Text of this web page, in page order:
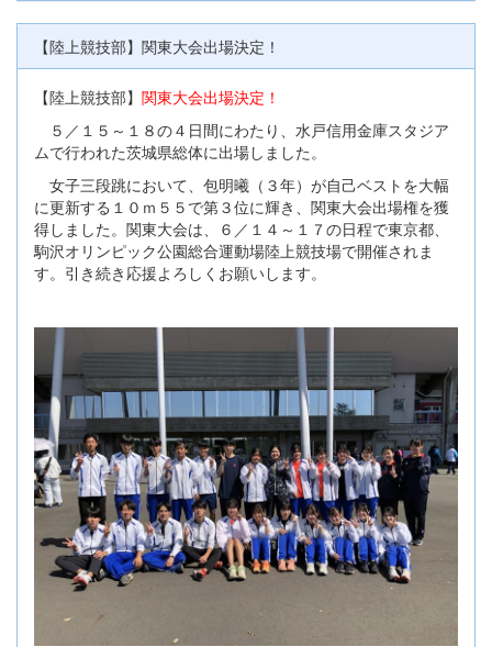
【陸上競技部】関東大会出場決定！
【陸上競技部】 関東大会出場決定！
５／１５～１８の４日間にわたり、水戸信用金庫スタジア
ムで行われた茨城県総体に出場しました。
女子三段跳において、包明曦（３年）が自己ベストを大幅
に更新する１０ｍ５５で第３位に輝き、関東大会出場権を獲
得しました。関東大会は、６／１４～１７の日程で東京都、
駒沢オリンピック公園総合運動場陸上競技場で開催されま
す。引き続き応援よろしくお願いします。